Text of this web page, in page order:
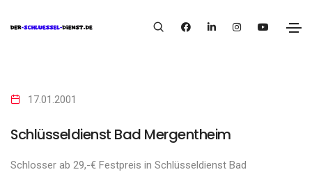
17.01.2001
Schlüsseldienst Bad Mergentheim
Schlosser ab 29,-€ Festpreis in Schlüsseldienst Bad